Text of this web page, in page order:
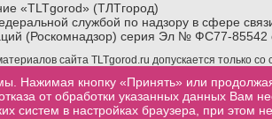
«TLTgorod» (ТЛТгород)
службой по надзору в сфере
(Роскомнадзор) серия Эл № ФС77-85542
сайта TLTgorod.ru допускается только
с которой взята информация, размещенная не
web-good.ru
Нажимая кнопку «Принять» или
отказа от обработки указанных данных Вам
систем в настройках браузера, при этом